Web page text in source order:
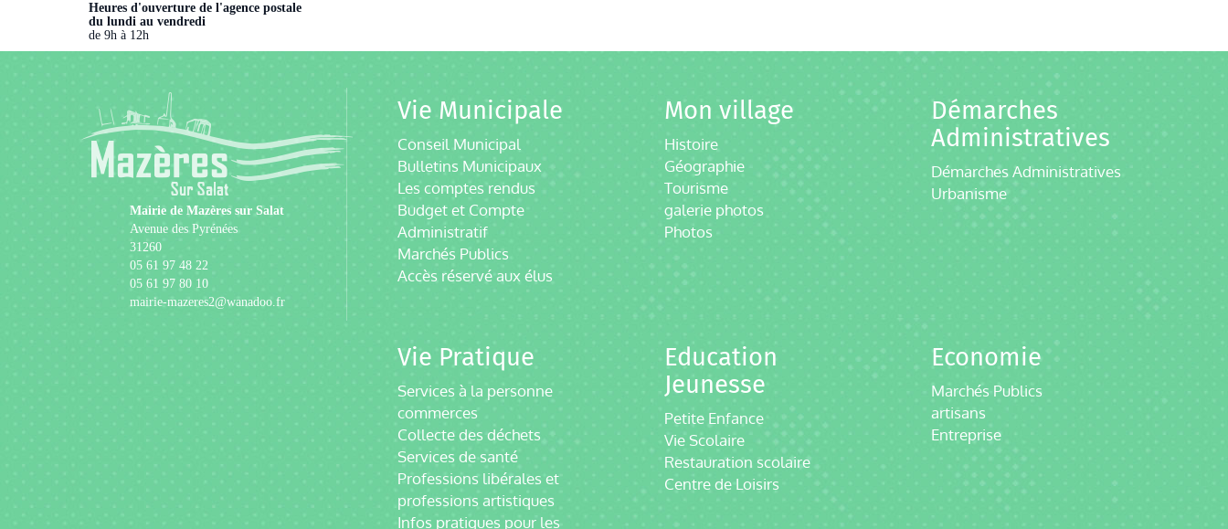
Heures d'ouverture de l'agence postale
du lundi au vendredi
de 9h à 12h
Mairie de Mazères sur Salat
Avenue des Pyrénées
31260
05 61 97 48 22
05 61 97 80 10
mairie-mazeres2@wanadoo.fr
Vie Municipale
Conseil Municipal
Bulletins Municipaux
Les comptes rendus
Budget et Compte
Administratif
Marchés Publics
Accès réservé aux élus
Mon village
Histoire
Géographie
Tourisme
galerie photos
Photos
Démarches
Administratives
Démarches Administratives
Urbanisme
Vie Pratique
Services à la personne
commerces
Collecte des déchets
Services de santé
Professions libérales et
professions artistiques
Infos pratiques pour les
Education
Jeunesse
Petite Enfance
Vie Scolaire
Restauration scolaire
Centre de Loisirs
Economie
Marchés Publics
artisans
Entreprise